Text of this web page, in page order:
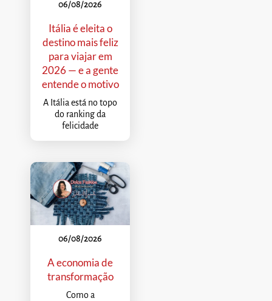
06/08/2026
Itália é eleita o
destino mais feliz
para viajar em
2026 — e a gente
entende o motivo
A Itália está no topo
do ranking da
felicidade
06/08/2026
A economia de
transformação
Como a